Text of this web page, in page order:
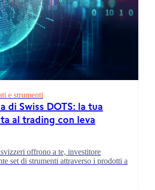
e strumenti
di Swiss DOTS: la tua
al trading con leva
offrono a te, investitore
set di strumenti attraverso i prodotti a